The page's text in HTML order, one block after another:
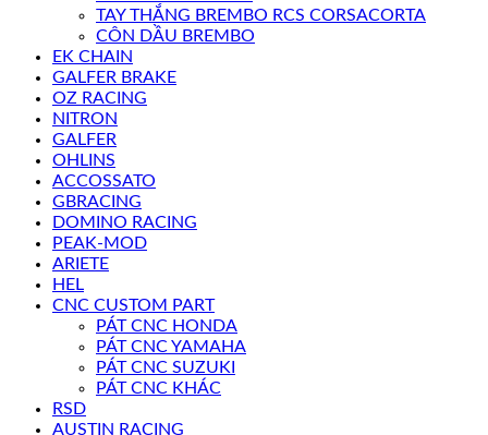
TAY THẮNG BREMBO RCS CORSACORTA
CÔN DẦU BREMBO
EK CHAIN
GALFER BRAKE
OZ RACING
NITRON
GALFER
OHLINS
ACCOSSATO
GBRACING
DOMINO RACING
PEAK-MOD
ARIETE
HEL
CNC CUSTOM PART
PÁT CNC HONDA
PÁT CNC YAMAHA
PÁT CNC SUZUKI
PÁT CNC KHÁC
RSD
AUSTIN RACING